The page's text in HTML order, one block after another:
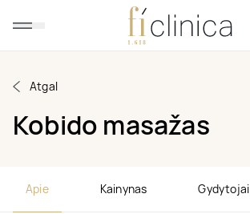
Atgal
Kobido masažas
Apie Kainynas Gydytojai